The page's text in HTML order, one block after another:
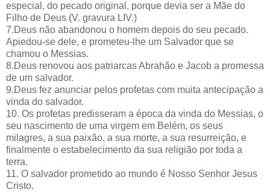
especial, do pecado original, porque devia ser a Mãe do
Filho de Deus (V. gravura LIV.)
7.Deus não abandonou o homem depois do seu pecado.
Apiedou-se dele, e prometeu-lhe um Salvador que se
chamou o Messias.
8.Deus renovou aos patriarcas Abrahão e Jacob a promessa
de um salvador.
9.Deus fez anunciar pelos profetas com muita antecipação a
vinda do salvador.
10. Os profetas predisseram a época da vinda do Messias, o
seu nascimento de uma virgem em Belém, os seus
milagres, a sua paixão, a sua morte, a sua resurreição, e
finalmente o estabelecimento da sua religião por toda a
terra.
11. O salvador prometido ao mundo é Nosso Senhor Jesus
Cristo.